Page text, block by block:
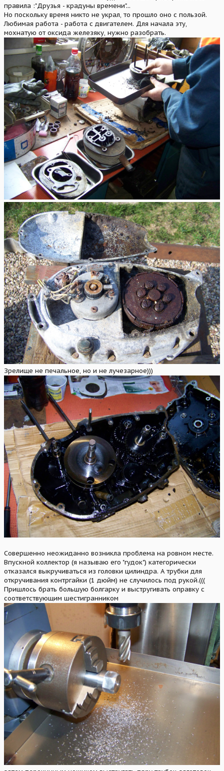
правила :"Друзья - крадуны времени"...
Но поскольку время никто не украл, то прошло оно с пользой.
Любимая работа - работа с двигателем. Для начала эту,
мохнатую от оксида железяку, нужно разобрать.
Зрелище не печальное, но и не лучезарное)))
Совершенно неожиданно возникла проблема на ровном месте.
Впускной коллектор (я называю его "гудок") категорически
отказался выкручиваться из головки цилиндра. А трубки для
откручивания контргайки (1 дюйм) не случилось под рукой.(((
Пришлось брать большую болгарку и выстругивать оправку с
соответствующим шестигранником